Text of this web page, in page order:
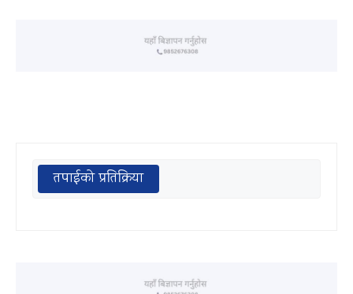
तपाईको प्रतिक्रिया